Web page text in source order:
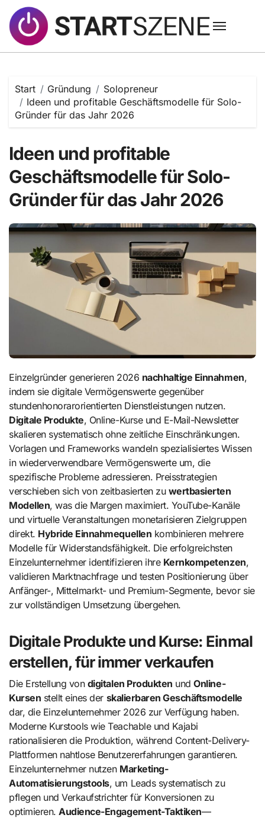
Inhalt
springen
Start Gründung
Solopreneur
Ideen und profitable Geschäftsmodelle für Solo-
Gründer für das Jahr 2026
Ideen und profitable
Geschäftsmodelle für Solo-
Gründer für das Jahr 2026
Einzelgründer generieren 2026 nachhaltige Einnahmen,
indem sie digitale Vermögenswerte gegenüber
stundenhonorarorientierten Dienstleistungen nutzen.
Digitale Produkte, Online-Kurse und E-Mail-Newsletter
skalieren systematisch ohne zeitliche Einschränkungen.
Vorlagen und Frameworks wandeln spezialisiertes Wissen
in wiederverwendbare Vermögenswerte um, die
spezifische Probleme adressieren. Preisstrategien
verschieben sich von zeitbasierten zu wertbasierten
Modellen, was die Margen maximiert. YouTube-Kanäle
und virtuelle Veranstaltungen monetarisieren Zielgruppen
direkt. Hybride Einnahmequellen kombinieren mehrere
Modelle für Widerstandsfähigkeit. Die erfolgreichsten
Einzelunternehmer identifizieren ihre Kernkompetenzen,
validieren Marktnachfrage und testen Positionierung über
Anfänger-, Mittelmarkt- und Premium-Segmente, bevor sie
zur vollständigen Umsetzung übergehen.
Digitale Produkte und Kurse: Einmal
erstellen, für immer verkaufen
Die Erstellung von digitalen Produkten undOnline-
Kursen stellt eines der skalierbaren Geschäftsmodelle
dar, die Einzelunternehmer 2026 zur Verfügung haben.
Moderne Kurstools wie Teachable und Kajabi
rationalisieren die Produktion, während Content-Delivery-
Plattformen nahtlose Benutzererfahrungen garantieren.
Einzelunternehmer nutzen Marketing-
Automatisierungstools, um Leads systematisch zu
pflegen und Verkaufstrichter für Konversionen zu
optimieren.Audience-Engagement-Taktiken—